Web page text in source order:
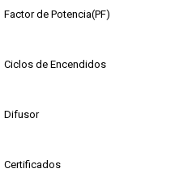
Factor de Potencia(PF)
Ciclos de Encendidos
Difusor
Certificados